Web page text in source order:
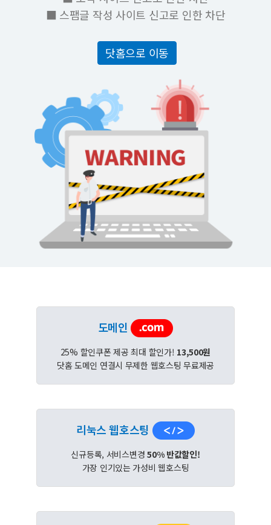
■ 스팸글 작성 사이트 신고로 인한 차단
닷홈으로 이동
도메인
25% 할인쿠폰 제공 최대 할인가! 13,500원
닷홈 도메인 연결시 무제한 웹호스팅 무료제공
리눅스 웹호스팅
신규등록, 서비스변경50% 반값할인!
가장 인기있는 가성비 웹호스팅